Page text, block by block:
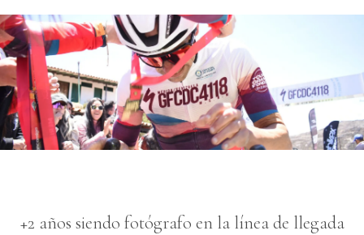
+2 años siendo fotógrafo en la línea de llegada